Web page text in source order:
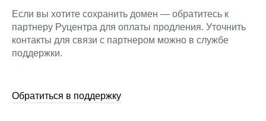
Если вы хотите сохранить домен — обратитесь к
партнеру Руцентра для оплаты продления. Уточнить
контакты для связи с партнером можно в службе
поддержки.
Обратиться в поддержку